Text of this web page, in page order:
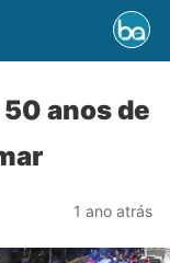
anos de
1 ano atrás